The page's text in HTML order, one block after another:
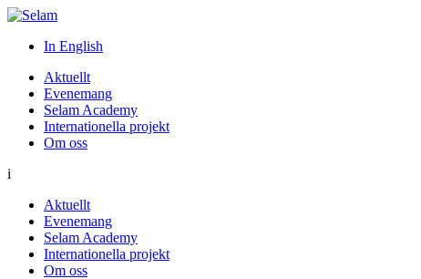
In English
Aktuellt
Evenemang
Selam Academy
Internationella projekt
Om oss
i
Aktuellt
Evenemang
Selam Academy
Internationella projekt
Om oss